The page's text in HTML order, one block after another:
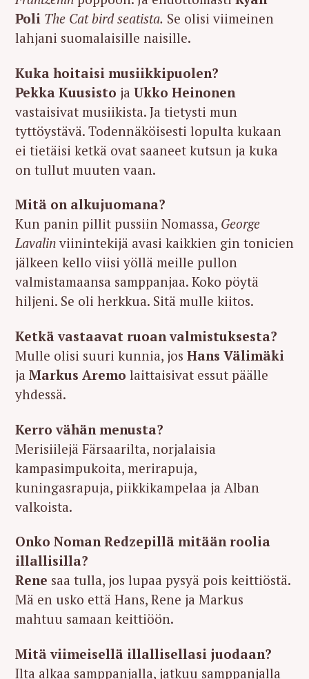
Poli The Cat bird seatista. Se olisi viimeinen
lahjani suomalaisille naisille.
Kuka hoitaisi musiikkipuolen?
Pekka Kuusisto ja Ukko Heinonen
vastaisivat musiikista. Ja tietysti mun
tyttöystävä. Todennäköisesti lopulta kukaan
ei tietäisi ketkä ovat saaneet kutsun ja kuka
on tullut muuten vaan.
Mitä on alkujuomana?
Kun panin pillit pussiin Nomassa, George
Lavalin viinintekijä avasi kaikkien gin tonicien
jälkeen kello viisi yöllä meille pullon
valmistamaansa samppanjaa. Koko pöytä
hiljeni. Se oli herkkua. Sitä mulle kiitos.
Ketkä vastaavat ruoan valmistuksesta?
Mulle olisi suuri kunnia, jos Hans Välimäki
ja Markus Aremo laittaisivat essut päälle
yhdessä.
Kerro vähän menusta?
Merisiilejä Färsaarilta, norjalaisia
kampasimpukoita, merirapuja,
kuningasrapuja, piikkikampelaa ja Alban
valkoista.
Onko Noman Redzepillä mitään roolia
illallisilla?
Rene saa tulla, jos lupaa pysyä pois keittiöstä.
Mä en usko että Hans, Rene ja Markus
mahtuu samaan keittiöön.
Mitä viimeisellä illallisellasi juodaan?
Ilta alkaa samppanjalla, jatkuu samppanjalla